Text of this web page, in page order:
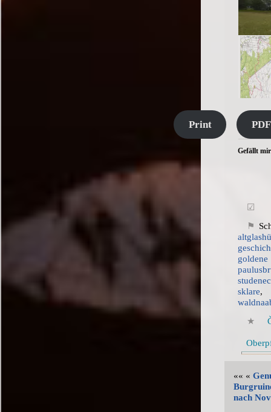
Print PDF
Gefällt
goldene
studenec
sklare
«« «
nach